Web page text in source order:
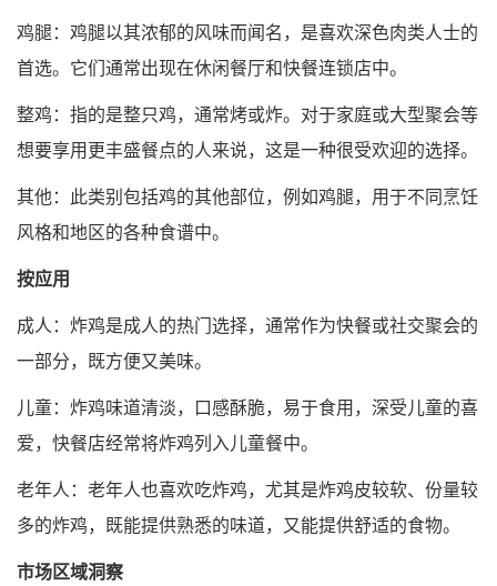
鸡腿：鸡腿以其浓郁的风味而闻名，是喜欢深色肉类人士的
首选。它们通常出现在休闲餐厅和快餐连锁店中。
整鸡：指的是整只鸡，通常烤或炸。对于家庭或大型聚会等
想要享用更丰盛餐点的人来说，这是一种很受欢迎的选择。
其他：此类别包括鸡的其他部位，例如鸡腿，用于不同烹饪
风格和地区的各种食谱中。
按应用
成人：炸鸡是成人的热门选择，通常作为快餐或社交聚会的
一部分，既方便又美味。
儿童：炸鸡味道清淡，口感酥脆，易于食用，深受儿童的喜
爱，快餐店经常将炸鸡列入儿童餐中。
老年人：老年人也喜欢吃炸鸡，尤其是炸鸡皮较软、份量较
多的炸鸡，既能提供熟悉的味道，又能提供舒适的食物。
市场区域洞察